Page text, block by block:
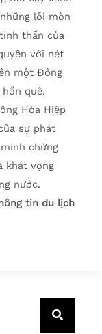
lối mòn
thần của
với nét
một Đông
quê.
Hòa Hiệp
sự phát
chứng
khát vọng
nước.
tin du lịch